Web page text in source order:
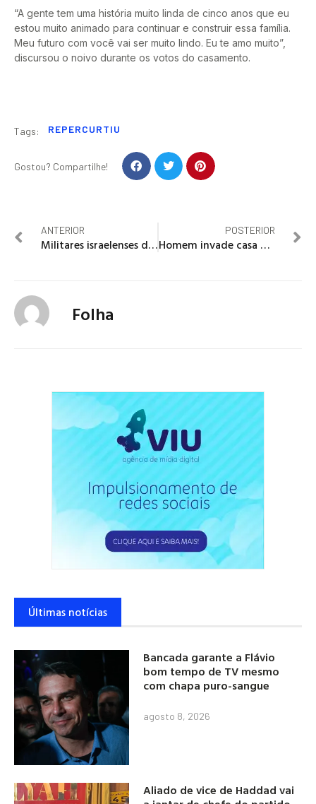
“A gente tem uma história muito linda de cinco anos que eu
estou muito animado para continuar e construir essa família.
Meu futuro com você vai ser muito lindo. Eu te amo muito”,
discursou o noivo durante os votos do casamento.
Tags: REPERCURTIU
Gostou? Compartilhe!
ANTERIOR
Militares israelenses dizem ter matado comandantes do Hezbollah no sul do Líbano
POSTERIOR
Homem invade casa pelo telhado e é baleado por morador na Asa Norte
Folha
Últimas notícias
Bancada garante a Flávio
bom tempo de TV mesmo
com chapa puro-sangue
agosto 8, 2026
Aliado de vice de Haddad vai